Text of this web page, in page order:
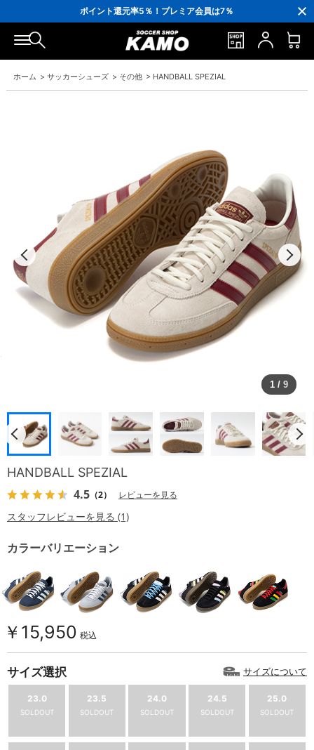
ポイント還元率5％！プレミア会員は7％
会員の方にはお誕生月に「10％OFFクーポン」プレゼント！
16,000円(税込)以上でシューズケースプレゼント！
3,300円(税込)以上で送料無料！
ホーム > サッカーシューズ > その他 > HANDBALL SPEZIAL
1 / 9
HANDBALL SPEZIAL
4.5 （2） レビューを見る
スタッフレビューを見る (1)
カラーバリエーション
￥15,950 税込
サイズ選択 サイズについて
23.0
SOLDOUT
23.5
SOLDOUT
24.0
SOLDOUT
24.5
SOLDOUT
25.0
SOLDOUT